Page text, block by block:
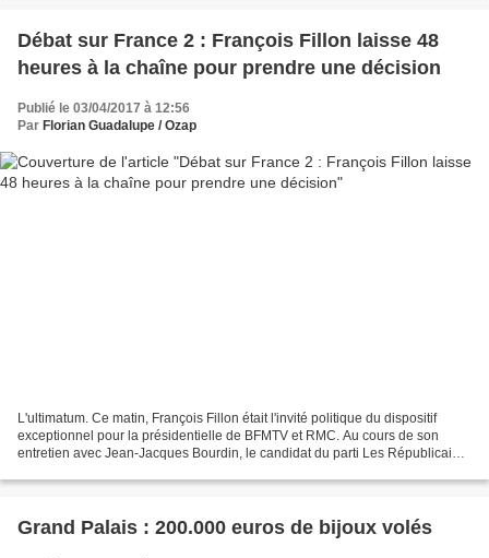
Débat sur France 2 : François Fillon laisse 48
heures à la chaîne pour prendre une décision
Publié le 03/04/2017 à 12:56
Par Florian Guadalupe / Ozap
L'ultimatum. Ce matin, François Fillon était l'invité politique du dispositif
exceptionnel pour la présidentielle de BFMTV et RMC. Au cours de son
entretien avec Jean-Jacques Bourdin, le candidat du parti Les Républicains
Grand Palais : 200.000 euros de bijoux volés